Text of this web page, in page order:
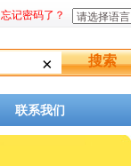
忘记密码了？
×
联系我们